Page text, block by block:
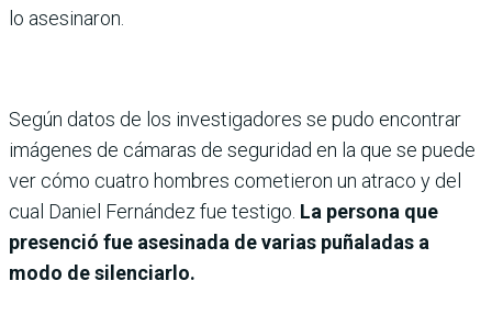
lo asesinaron.
Según datos de los investigadores se pudo encontrar
imágenes de cámaras de seguridad en la que se puede
ver cómo cuatro hombres cometieron un atraco y del
cual Daniel Fernández fue testigo. La persona que
presenció fue asesinada de varias puñaladas a
modo de silenciarlo.